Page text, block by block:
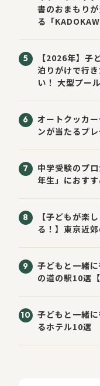
書のおまもり
る「
催！ スマホ
応募者全員にプ
ント！
【2026年】子
泊りがけで行き
い！ 大型プー
オートクッカ
ンが当たるプ
中学受験のプ
年生」におす
【子どもが楽
る！】東京近
子どもと一緒
の道の駅10選
子どもと一緒
るホテル10選